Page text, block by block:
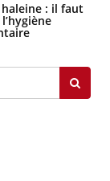
: il faut